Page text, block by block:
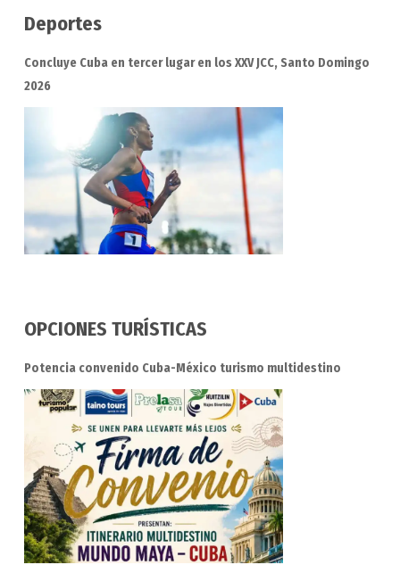
Deportes
Concluye Cuba en tercer lugar en los XXV JCC, Santo Domingo
2026
OPCIONES TURÍSTICAS
Potencia convenido Cuba-México turismo multidestino